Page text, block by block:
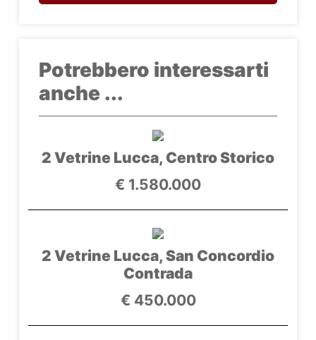
Potrebbero interessarti
anche ...
2 Vetrine Lucca, Centro Storico
€ 1.580.000
2 Vetrine Lucca, San Concordio
Contrada
€ 450.000